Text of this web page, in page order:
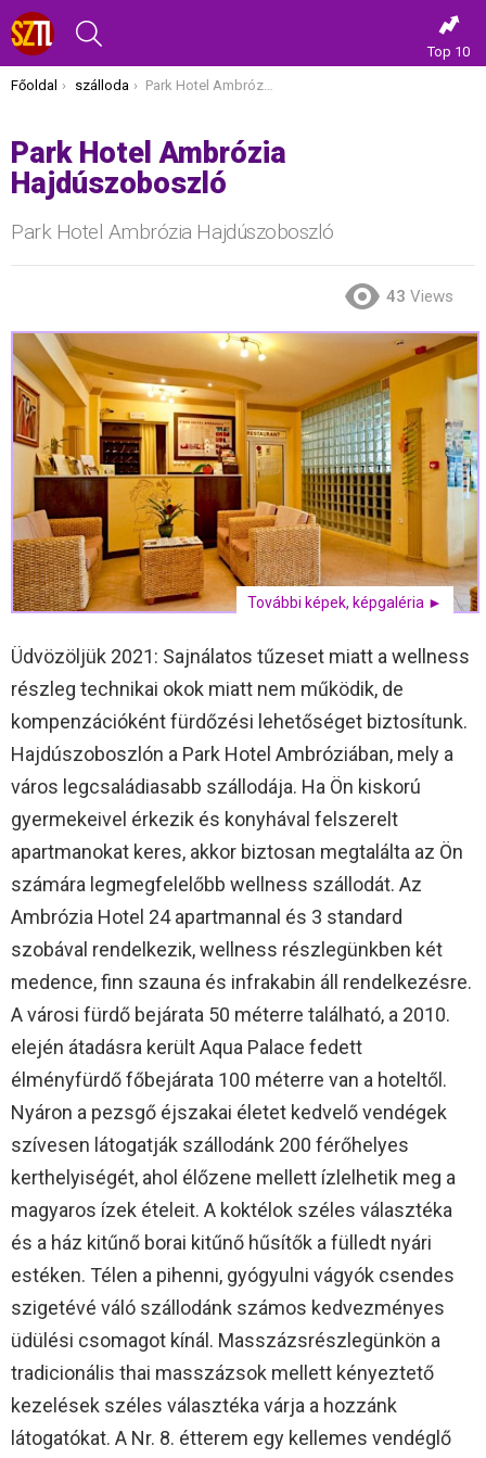
Top 10
Itt vagy most:
Főoldal szálloda Park Hotel Ambrózia Hajdúszoboszló
Park Hotel Ambrózia
Hajdúszoboszló
Park Hotel Ambrózia Hajdúszoboszló
43 Views
További képek, képgaléria ►
Üdvözöljük 2021: Sajnálatos tűzeset miatt a wellness
részleg technikai okok miatt nem működik, de
kompenzációként fürdőzési lehetőséget biztosítunk.
Hajdúszoboszlón a Park Hotel Ambróziában, mely a
város legcsaládiasabb szállodája. Ha Ön kiskorú
gyermekeivel érkezik és konyhával felszerelt
apartmanokat keres, akkor biztosan megtalálta az Ön
számára legmegfelelőbb wellness szállodát. Az
Ambrózia Hotel 24 apartmannal és 3 standard
szobával rendelkezik, wellness részlegünkben két
medence, finn szauna és infrakabin áll rendelkezésre.
A városi fürdő bejárata 50 méterre található, a 2010.
elején átadásra került Aqua Palace fedett
élményfürdő főbejárata 100 méterre van a hoteltől.
Nyáron a pezsgő éjszakai életet kedvelő vendégek
szívesen látogatják szállodánk 200 férőhelyes
kerthelyiségét, ahol élőzene mellett ízlelhetik meg a
magyaros ízek ételeit. A koktélok széles választéka
és a ház kitűnő borai kitűnő hűsítők a fülledt nyári
estéken. Télen a pihenni, gyógyulni vágyók csendes
szigetévé váló szállodánk számos kedvezményes
üdülési csomagot kínál. Masszázsrészlegünkön a
tradicionális thai masszázsok mellett kényeztető
kezelések széles választéka várja a hozzánk
látogatókat. A Nr. 8. étterem egy kellemes vendéglő